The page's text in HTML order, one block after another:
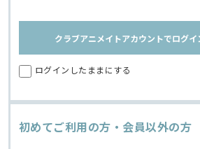
クラブアニメイトアカウントでログ
ログインしたままにする
初めてご利用の方・会員以外の方